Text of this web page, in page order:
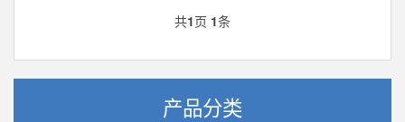
共1页 1条
产品分类